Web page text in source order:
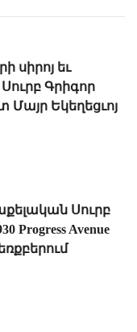
սիրոյ եւ
Գրիգոր
Մայր Եկեղեցւոյ
Սուրբ
Avenue